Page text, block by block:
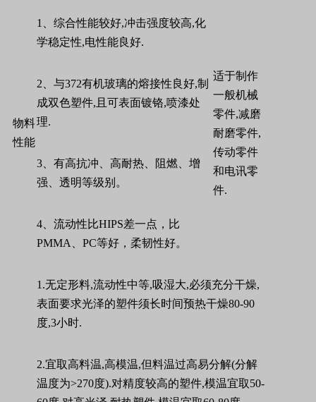
物料
性能
1 、综合性能较好,冲击强度较高,化
学稳定性,电性能良好.
适于制作
一般机械
零件,减磨
耐磨零件,
传动零件
和电讯零
件.
2 、与372有机玻璃的熔接性良好,制
成双色塑件, 且可表面镀铬,喷漆处
理.
3 、有高抗冲、高耐热、阻燃、增
强、透明等级别。
4 、流动性比HIPS差一点，比
PMMA
PC等好，柔韧性好。
1.无定形料,流动性中等,吸湿大,必须充分干燥,
表面要求光泽的塑件须长时间预热干燥80-90
度,3小时.
2.宜取高料温,高模温,但料温过高易分解(分解
温度为>270度).对精度较高的塑件,模温宜取50-